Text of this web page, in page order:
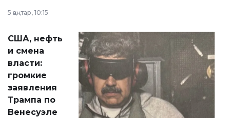
сразу несколько
актуальных тем —
от слухов о
политических
реформах до
вопросов армии,
экономики и
личного здоровья.
5 қаңтар, 10:15
США, нефть
и смена
власти:
громкие
заявления
Трампа по
Венесуэле